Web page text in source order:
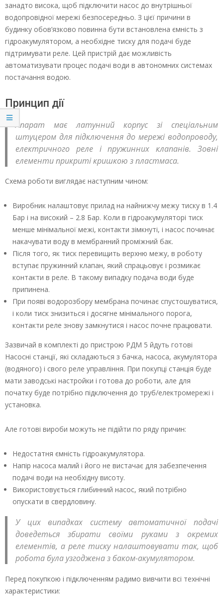
занадто висока, щоб підключити насос до внутрішньої
водопровідної мережі безпосередньо. З цієї причини в
будинку обов’язково повинна бути встановлена ємність з
гідроакумулятором, а необхідне тиску для подачі буде
підтримувати реле. Цей пристрій дає можливість
автоматизувати процес подачі води в автономних системах
постачання водою.
Принцип дії
Апарат має латунний корпус зі спеціальним
штуцером для підключення до мережі водопроводу,
електричного реле і пружинних клапанів. Зовні
елементи прикриті кришкою з пластмаса.
Схема роботи виглядає наступним чином:
Виробник налаштовує прилад на найнижчу межу тиску в 1.4
Бар і на високий – 2.8 Бар. Коли в гідроакумуляторі тиск
менше мінімальної межі, контакти зімкнуті, і насос починає
накачувати воду в мембранний проміжний бак.
Після того, як тиск перевищить верхню межу, в роботу
вступає пружинний клапан, який спрацьовує і розмикає
контакти в реле. В такому випадку подача води буде
припинена.
При появі водорозбору мембрана починає спустошуватися,
і коли тиск знизиться і досягне мінімального порога,
контакти реле знову замкнутися і насос почне працювати.
Зазвичай в комплекті до пристрою РДМ 5 йдуть готові
Насосні станції, які складаються з бачка, насоса, акумулятора
(водяного) і свого реле управління. При покупці станція буде
мати заводські настройки і готова до роботи, але для
початку буде потрібно підключення до труб/електромережі і
установка.
Але готові вироби можуть не підійти по ряду причин:
Недостатня ємність гідроакумулятора.
Напір насоса малий і його не вистачає для забезпечення
подачі води на необхідну висоту.
Використовується глибинний насос, який потрібно
опускати в свердловину.
У цих випадках систему автоматичної подачі
доведеться збирати своїми руками з окремих
елементів, а реле тиску налаштовувати так, щоб
робота була узгоджена з баком-акумулятором.
Перед покупкою і підключенням радимо вивчити всі технічні
характеристики: